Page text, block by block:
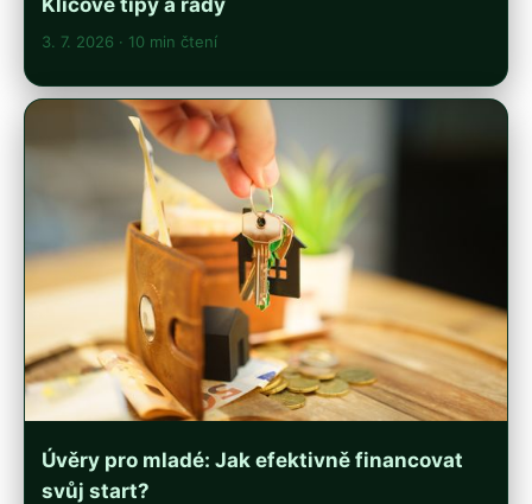
Klíčové tipy a rady
3. 7. 2026 · 10 min čtení
Úvěry pro mladé: Jak efektivně financovat
svůj start?